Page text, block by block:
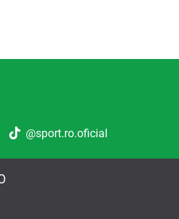
@sport.ro.oficial